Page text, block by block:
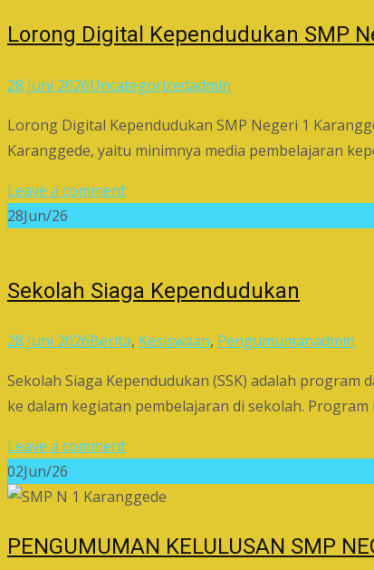
Lorong Digital Kependudukan SMP
28 Juni 2026Uncategorizedadmin
Lorong Digital Kependudukan SMP Negeri 1
Karanggede, yaitu minimnya media pembelajaran
Leave a comment
28Jun/26
Sekolah Siaga Kependudukan
28 Juni 2026Berita, Kesiswaan, Pengumumanadmin
Sekolah Siaga Kependudukan (SSK) adalah
ke dalam kegiatan pembelajaran di sekolah.
Leave a comment
02Jun/26
PENGUMUMAN KELULUSAN SMP